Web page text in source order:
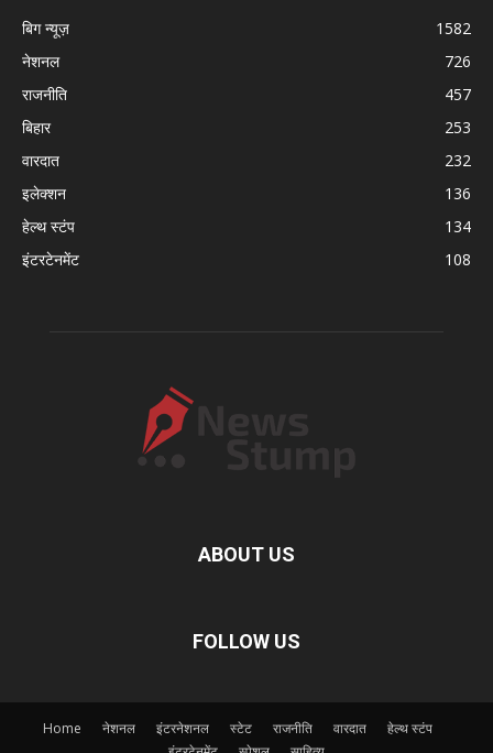
बिग न्यूज़
1582
नेशनल
726
राजनीति
457
बिहार
253
वारदात
232
इलेक्शन
136
हेल्थ स्टंप
134
इंटरटेनमेंट
108
ABOUT US
FOLLOW US
Home नेशनल इंटरनेशनल स्टेट राजनीति वारदात
हेल्थ स्टंप